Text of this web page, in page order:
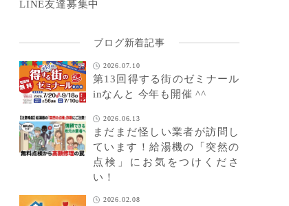
LINE友達募集中
ブログ新着記事
2026.07.10
第13回得する街のゼミナール
inなんと 今年も開催 ^^
2026.06.13
まだまだ怪しい業者が訪問し
ています！給湯機の「突然の
点検」にお気をつけくださ
い！
2026.02.08